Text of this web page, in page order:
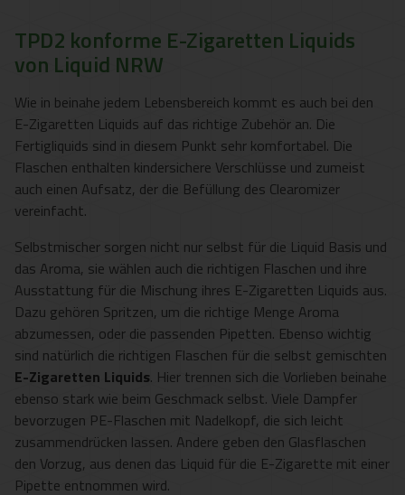
TPD2 konforme E-Zigaretten Liquids
von Liquid NRW
Wie in beinahe jedem Lebensbereich kommt es auch bei den
E-Zigaretten Liquids auf das richtige Zubehör an. Die
Fertigliquids sind in diesem Punkt sehr komfortabel. Die
Flaschen enthalten kindersichere Verschlüsse und zumeist
auch einen Aufsatz, der die Befüllung des Clearomizer
vereinfacht.
Selbstmischer sorgen nicht nur selbst für die Liquid Basis und
das Aroma, sie wählen auch die richtigen Flaschen und ihre
Ausstattung für die Mischung ihres E-Zigaretten Liquids aus.
Dazu gehören Spritzen, um die richtige Menge Aroma
abzumessen, oder die passenden Pipetten. Ebenso wichtig
sind natürlich die richtigen Flaschen für die selbst gemischten
E-Zigaretten Liquids. Hier trennen sich die Vorlieben beinahe
ebenso stark wie beim Geschmack selbst. Viele Dampfer
bevorzugen PE-Flaschen mit Nadelkopf, die sich leicht
zusammendrücken lassen. Andere geben den Glasflaschen
den Vorzug, aus denen das Liquid für die E-Zigarette mit einer
Pipette entnommen wird.